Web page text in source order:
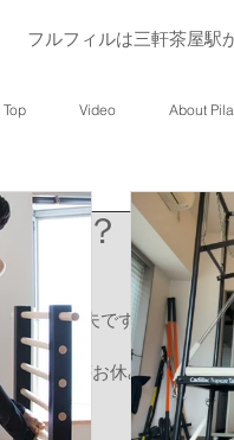
フルフィルは三軒茶屋駅
Top Video About
い？
色々大丈夫ですか？
5名の方がお休み！